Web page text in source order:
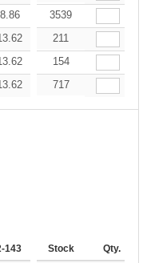
8.86 8.57
3539
13.17
211
13.17
154
13.17
717
143 144-287 288 + More
Stock Qty.